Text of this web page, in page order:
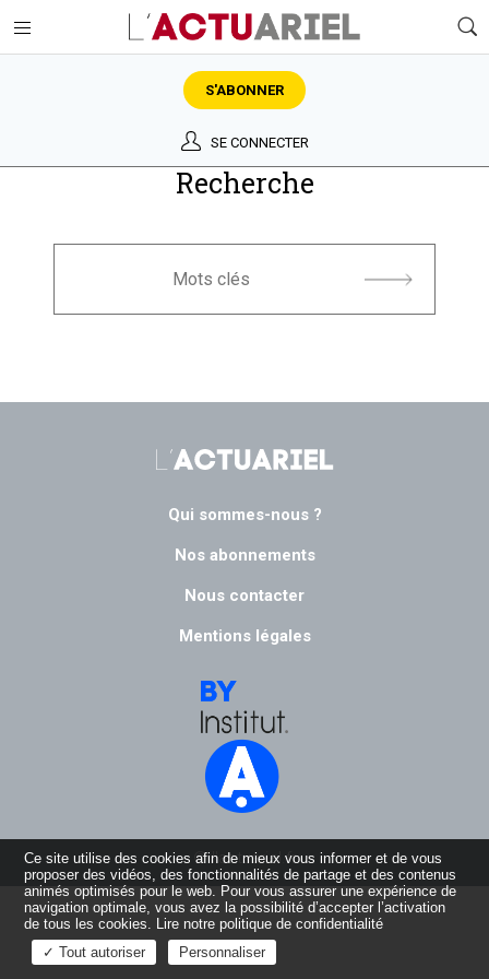
S'ABONNER
SE CONNECTER
Recherche
Qui sommes-nous ?
Nos abonnements
Nous contacter
Mentions légales
© l'actuariel.fr
Ce site utilise des cookies afin de mieux vous informer et de vous
proposer des vidéos, des fonctionnalités de partage et des contenus
animés optimisés pour le web. Pour vous assurer une expérience de
navigation optimale, vous avez la possibilité d’accepter l’activation
de tous les cookies. Lire notre politique de confidentialité
✓ Tout autoriser
Personnaliser